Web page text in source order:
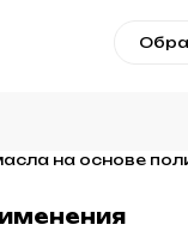
на основе